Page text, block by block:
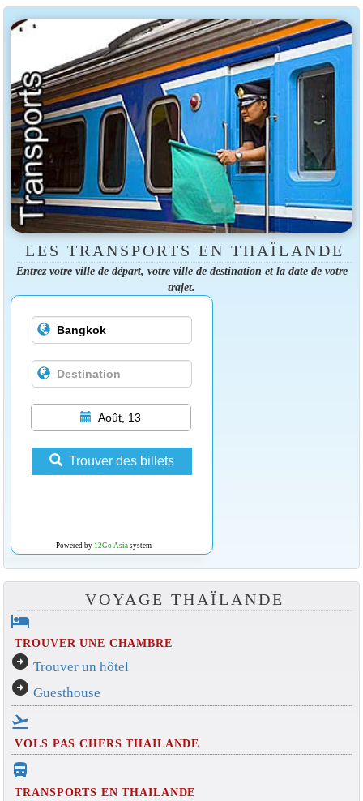
LES TRANSPORTS EN THAÏLANDE
Entrez votre ville de départ, votre ville de destination et la date de votre
trajet.
Août, 13
Trouver des billets
Powered by 12Go Asiasystem
VOYAGE THAÏLANDE
hotel
TROUVER UNE CHAMBRE
arrow_circle_right Trouver un hôtel
arrow_circle_right Guesthouse
flight_takeoff
VOLS PAS CHERS THAILANDE
directions_bus_filled
TRANSPORTS EN THAILANDE